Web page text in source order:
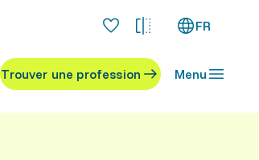
FR
Trouver une profession Menu